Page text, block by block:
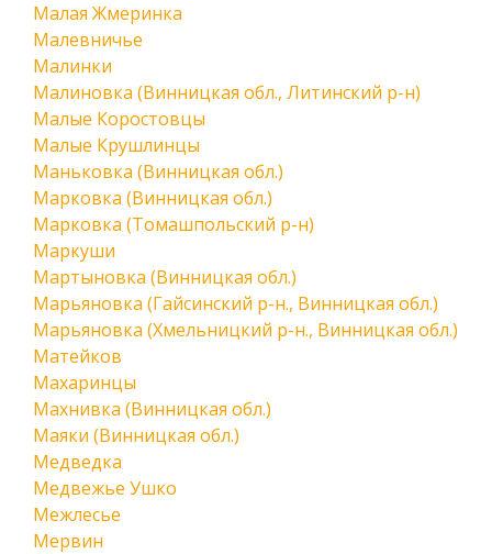
Малая Жмеринка
Малевничье
Малинки
Малиновка (Винницкая обл., Литинский р-н)
Малые Коростовцы
Малые Крушлинцы
Маньковка (Винницкая обл.)
Марковка (Винницкая обл.)
Марковка (Томашпольский р-н)
Маркуши
Мартыновка (Винницкая обл.)
Марьяновка (Гайсинский р-н., Винницкая обл.)
Марьяновка (Хмельницкий р-н., Винницкая обл.)
Матейков
Махаринцы
Махнивка (Винницкая обл.)
Маяки (Винницкая обл.)
Медведка
Медвежье Ушко
Межлесье
Мервин